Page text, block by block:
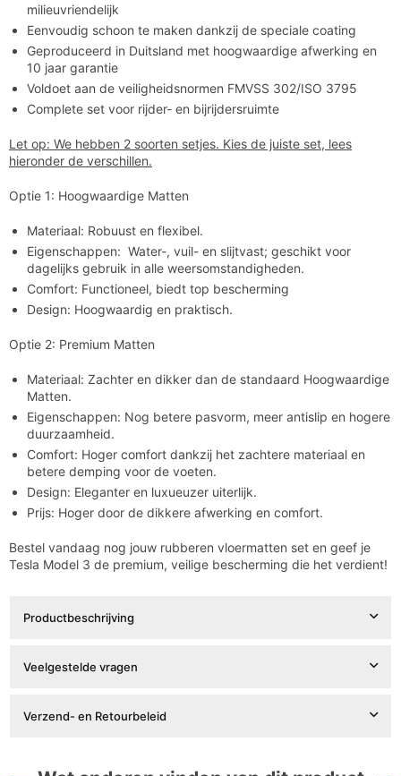
milieuvriendelijk
Eenvoudig schoon te maken dankzij de speciale coating
Geproduceerd in Duitsland met hoogwaardige afwerking en
10 jaar garantie
Voldoet aan de veiligheidsnormen FMVSS 302/ISO 3795
Complete set voor rijder- en bijrijdersruimte
Let op: We hebben 2 soorten setjes. Kies de juiste set, lees
hieronder de verschillen.
Optie 1: Hoogwaardige Matten
Materiaal: Robuust en flexibel.
Eigenschappen: Water-, vuil- en slijtvast; geschikt voor
dagelijks gebruik in alle weersomstandigheden.
Comfort: Functioneel, biedt top bescherming
Design: Hoogwaardig en praktisch.
Optie 2: Premium Matten
Materiaal: Zachter en dikker dan de standaard Hoogwaardige
Matten.
Eigenschappen: Nog betere pasvorm, meer antislip en hogere
duurzaamheid.
Comfort: Hoger comfort dankzij het zachtere materiaal en
betere demping voor de voeten.
Design: Eleganter en luxueuzer uiterlijk.
Prijs: Hoger door de dikkere afwerking en comfort.
Bestel vandaag nog jouw rubberen vloermatten set en geef je
Tesla Model 3 de premium, veilige bescherming die het verdient!
Productbeschrijving
Veelgestelde vragen
Verzend- en Retourbeleid